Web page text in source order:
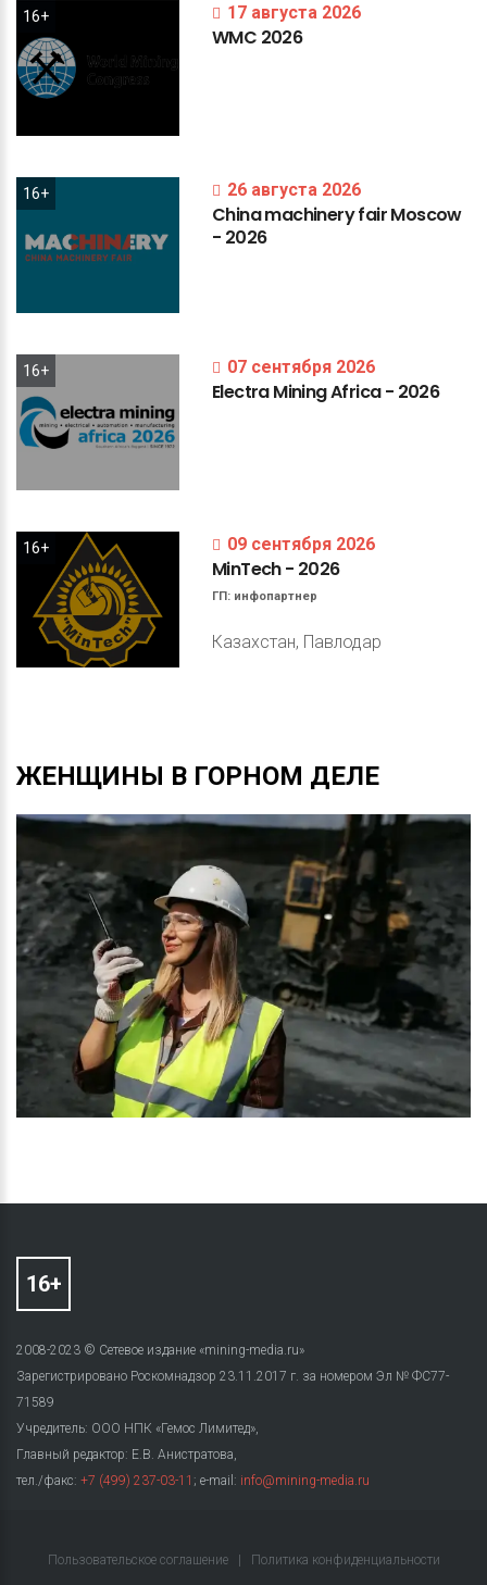
16+ 17 августа 2026
WMC 2026
16+ 26 августа 2026
ChinamachineryfairMoscow
- 2026
16+ 07 сентября 2026
ElectraMiningAfrica- 2026
16+ 09 сентября 2026
MinTech- 2026
ГП: инфопартнер
Казахстан, Павлодар
ЖЕНЩИНЫ В ГОРНОМ ДЕЛЕ
2008-2023 © Сетевое издание «mining-media.ru»
Зарегистрировано Роскомнадзор 23.11.2017 г. за номером Эл № ФС77-
71589
Учредитель: ООО НПК «Гемос Лимитед»,
Главный редактор: Е.В. Анистратова,
тел./факс: +7 (499) 237-03-11 ; e-mail: info@mining-media.ru
Пользовательское соглашение Политика конфиденциальности